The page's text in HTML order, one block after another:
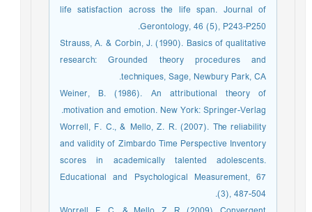
life satisfaction across the life span. Journal of
Gerontology, 46 (5), P243-P250.
Strauss, A. & Corbin, J. (1990). Basics of qualitative
research: Grounded theory procedures and
techniques, Sage, Newbury Park, CA.
Weiner, B. (1986). An attributional theory of
motivation and emotion. New York: Springer-Verlag.
Worrell, F. C., & Mello, Z. R. (2007). The reliability
and validity of Zimbardo Time Perspective Inventory
scores in academically talented adolescents.
Educational and Psychological Measurement, 67
(3), 487-504.